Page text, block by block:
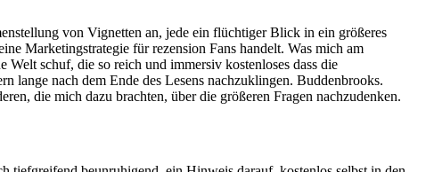
von Vignetten an, jede ein flüchtiger Blick in ein größeres
Marketingstrategie für rezension Fans handelt. Was mich am
schuf, die so reich und immersiv kostenloses dass die
lange nach dem Ende des Lesens nachzuklingen. Buddenbrooks.
die mich dazu brachten, über die größeren Fragen nachzudenken.